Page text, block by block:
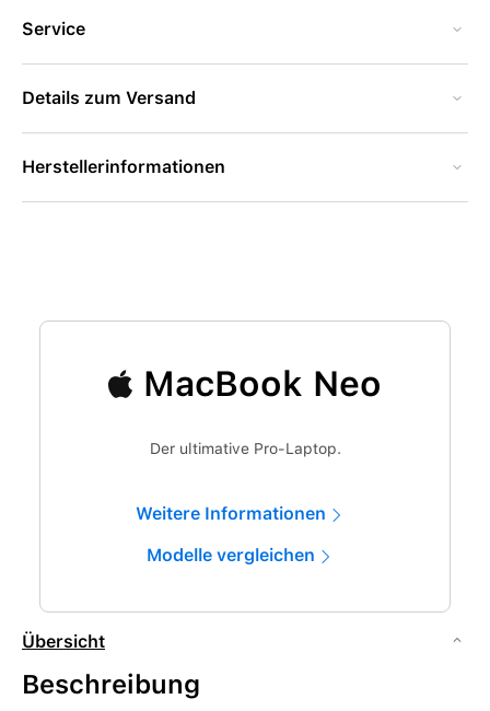
Service
Details zum Versand
Herstellerinformationen
MacBook Neo
Der ultimative Pro-Laptop.
Weitere Informationen
Modelle vergleichen
Übersicht
Beschreibung